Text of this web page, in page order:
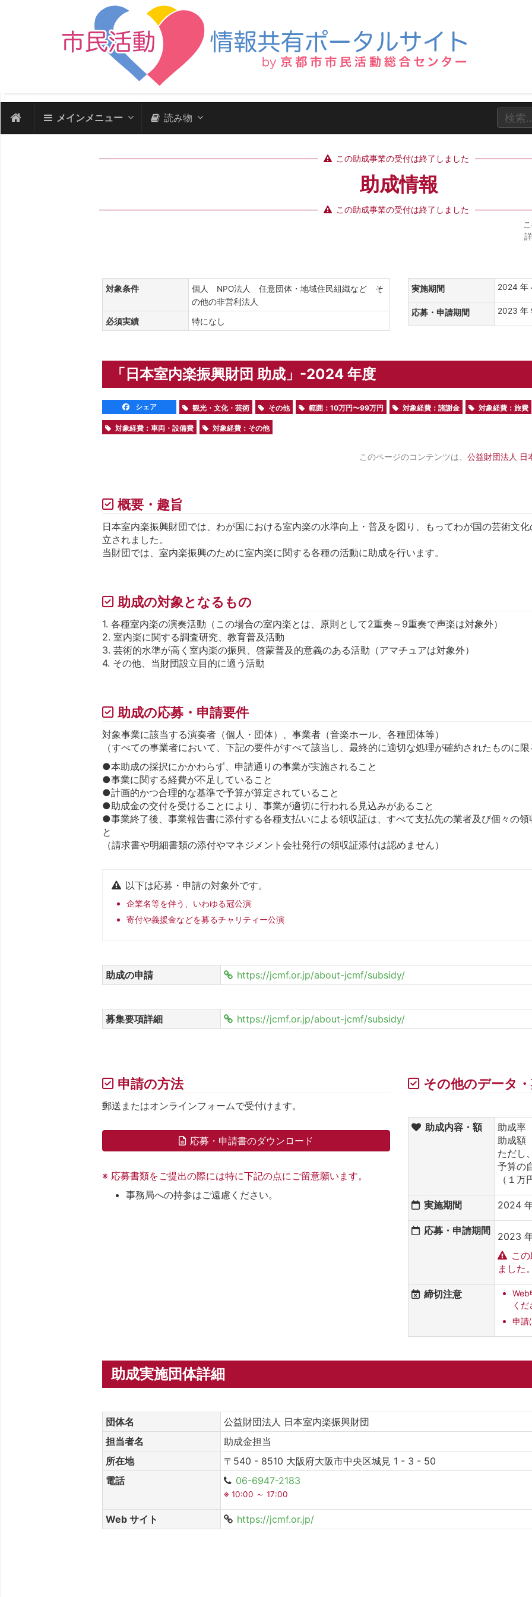
メインメニュー 読み物
この助成事業の受付は終了しました
助成情報
この助成事業の受付は終了しました
対象条件
個人 NPO法人 任意団体・地域住民組織など そ
の他の非営利法人
必須実績 特になし
実施期間 2024 年
応募・申請期間 2023 年
「日本室内楽振興財団 助成」-2024 年度
シェア 観光・文化・芸術 その他 範囲：10万円〜99万円 対象経費：諸謝金 対象経費：旅費
対象経費：車両・設備費 対象経費：その他
このページのコンテンツは、 公益財団法人 日
概要・趣旨
日本室内楽振興財団では、わが国における室内楽の水準向上・普及を図り、もってわが国の芸術文
立されました。
当財団では、室内楽振興のために室内楽に関する各種の活動に助成を行います。
助成の対象となるもの
1. 各種室内楽の演奏活動（この場合の室内楽とは、原則として2重奏～9重奏で声楽は対象外）
2. 室内楽に関する調査研究、教育普及活動
3. 芸術的水準が高く室内楽の振興、啓蒙普及的意義のある活動（アマチュアは対象外）
4. その他、当財団設立目的に適う活動
助成の応募・申請要件
対象事業に該当する演奏者（個人・団体）、事業者（音楽ホール、各種団体等）
（すべての事業者において、下記の要件がすべて該当し、最終的に適切な処理が確約されたものに
●本助成の採択にかかわらず、申請通りの事業が実施されること
●事業に関する経費が不足していること
●計画的かつ合理的な基準で予算が算定されていること
●助成金の交付を受けることにより、事業が適切に行われる見込みがあること
●事業終了後、事業報告書に添付する各種支払いによる領収証は、すべて支払先の業者及び個々の
と
（請求書や明細書類の添付やマネジメント会社発行の領収証添付は認めません）
以下は応募・申請の対象外です。
企業名等を伴う、いわゆる冠公演
寄付や義援金などを募るチャリティー公演
助成の申請 https://jcmf.or.jp/about-jcmf/subsidy/
募集要項詳細 https://jcmf.or.jp/about-jcmf/subsidy/
申請の方法
郵送またはオンラインフォームで受付けます。
応募・申請書のダウンロード
※ 応募書類をご提出の際には特に下記の点にご留意願います。
事務局への持参はご遠慮ください。
その他のデータ
助成内容・額
助成率
助成額
ただし
予算の
（１
実施期間 2024
応募・申請期間
2023
こ
ました
締切注意
Web
く
申請
助成実施団体詳細
団体名
公益財団法人 日本室内楽振興財団
担当者名
助成金担当
所在地
〒540 - 8510 大阪府大阪市中央区城見 1 - 3 - 50
電話
06-6947-2183
※ 10:00 ～ 17:00
Web サイト https://jcmf.or.jp/